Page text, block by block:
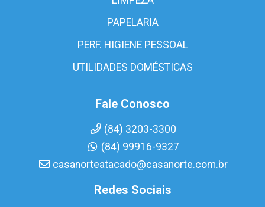
PAPELARIA
PERF. HIGIENE PESSOAL
UTILIDADES DOMÉSTICAS
Fale Conosco
(84) 3203-3300
(84) 99916-9327
casanorteatacado@casanorte.com.br
Redes Sociais